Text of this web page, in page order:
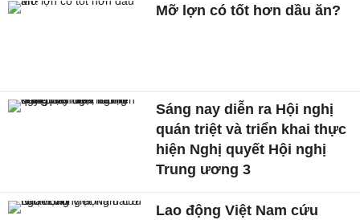
Mỡ lợn có tốt hơn dầu ăn?
Sáng nay diễn ra Hội nghị
quán triệt và triển khai thực
hiện Nghị quyết Hội nghị
Trung ương 3
Lao động Việt Nam cứu